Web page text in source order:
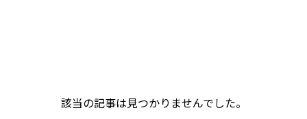
該当の記事は見つかりませんでした。